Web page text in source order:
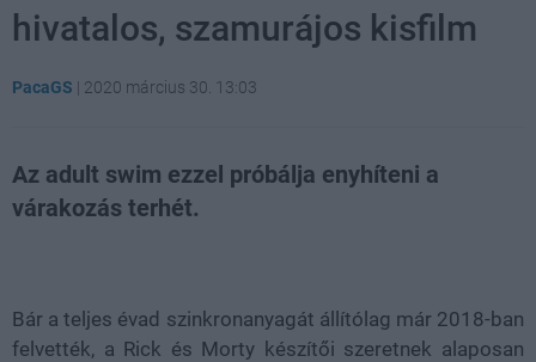
hivatalos, szamurájos kisfilm
PacaGS | 2020 március 30. 13:03
Az adult swim ezzel próbálja enyhíteni a
várakozás terhét.
Bár a teljes évad szinkronanyagát állítólag már 2018-ban
felvették, a Rick és Morty készítői szeretnek alaposan